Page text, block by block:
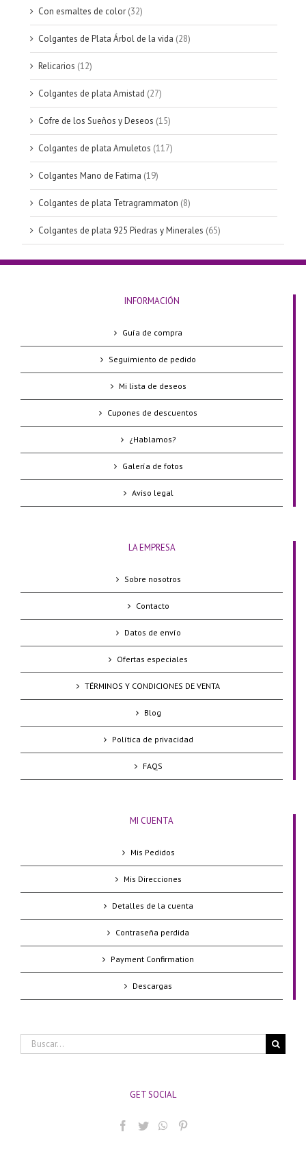
Con esmaltes de color (32)
Colgantes de Plata Árbol de la vida (28)
Relicarios (12)
Colgantes de plata Amistad (27)
Cofre de los Sueños y Deseos (15)
Colgantes de plata Amuletos (117)
Colgantes Mano de Fatima (19)
Colgantes de plata Tetragrammaton (8)
Colgantes de plata 925 Piedras y Minerales (65)
INFORMACIÓN
Guía de compra
Seguimiento de pedido
Mi lista de deseos
Cupones de descuentos
¿Hablamos?
Galería de fotos
Aviso legal
LA EMPRESA
Sobre nosotros
Contacto
Datos de envío
Ofertas especiales
TÉRMINOS Y CONDICIONES DE VENTA
Blog
Política de privacidad
FAQS
MI CUENTA
Mis Pedidos
Mis Direcciones
Detalles de la cuenta
Contraseña perdida
Payment Confirmation
Descargas
Buscar:
GET SOCIAL